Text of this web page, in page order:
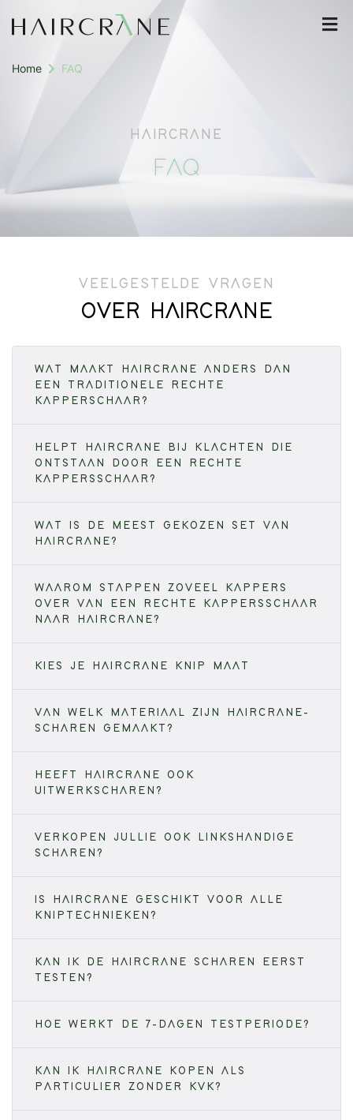
Home FAQ
HAIRCRANE
FAQ
VEELGESTELDE VRAGEN
OVER HAIRCRANE
WAT MAAKT HAIRCRANE ANDERS DAN
EEN TRADITIONELE RECHTE
KAPPERSCHAAR?
HELPT HAIRCRANE BIJ KLACHTEN DIE
ONTSTAAN DOOR EEN RECHTE
KAPPERSSCHAAR?
WAT IS DE MEEST GEKOZEN SET VAN
HAIRCRANE?
WAAROM STAPPEN ZOVEEL KAPPERS
OVER VAN EEN RECHTE KAPPERSSCHAAR
NAAR HAIRCRANE?
KIES JE HAIRCRANE KNIP MAAT
VAN WELK MATERIAAL ZIJN HAIRCRANE-
SCHAREN GEMAAKT?
HEEFT HAIRCRANE OOK
UITWERKSCHAREN?
VERKOPEN JULLIE OOK LINKSHANDIGE
SCHAREN?
IS HAIRCRANE GESCHIKT VOOR ALLE
KNIPTECHNIEKEN?
KAN IK DE HAIRCRANE SCHAREN EERST
TESTEN?
HOE WERKT DE 7-DAGEN TESTPERIODE?
KAN IK HAIRCRANE KOPEN ALS
PARTICULIER ZONDER KVK?